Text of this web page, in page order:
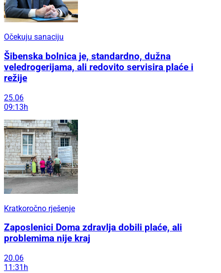
Očekuju sanaciju
Šibenska bolnica je, standardno, dužna
veledrogerijama, ali redovito servisira plaće i
režije
25.06
09:13h
Kratkoročno rješenje
Zaposlenici Doma zdravlja dobili plaće, ali
problemima nije kraj
20.06
11:31h